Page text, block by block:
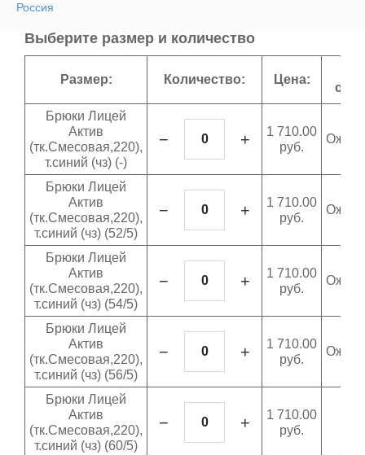
Россия
Выберите размер и количество
Размер: Количество: Цена:
Брюки Лицей
Актив
(тк.Смесовая,220),
т.синий (чз) (-)
− +
1 710.00
руб.
Брюки Лицей
Актив
(тк.Смесовая,220),
т.синий (чз) (52/5)
− +
1 710.00
руб.
Брюки Лицей
Актив
(тк.Смесовая,220),
т.синий (чз) (54/5)
− +
1 710.00
руб.
Брюки Лицей
Актив
(тк.Смесовая,220),
т.синий (чз) (56/5)
− +
1 710.00
руб.
Брюки Лицей
Актив
(тк.Смесовая,220),
т.синий (чз) (60/5)
− +
1 710.00
руб.